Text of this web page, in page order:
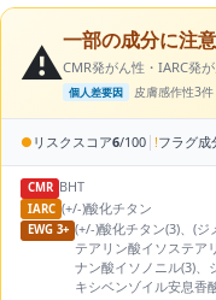
⚠️一部の成分に注
CMR発がん性・IARC発
個人差要因 皮膚感作性3
● リスクスコア6/100 | !フラグ成
CMR BHT
IARC (+/-)酸化チタン
EWG 3+ (+/-)酸化チタン(3)、(
テアリン酸イソステア
ナン酸イソノニル(3)、
キシベンゾイル安息香